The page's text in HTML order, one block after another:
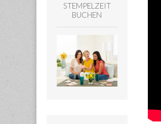
STEMPELZEIT
BUCHEN